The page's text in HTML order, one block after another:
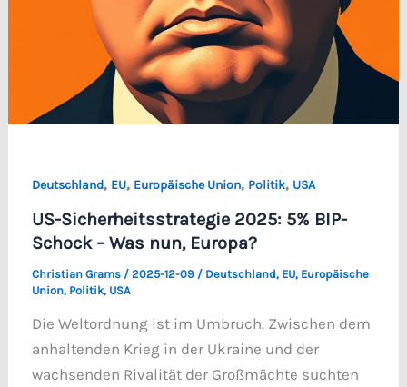
Deutschland, EU, Europäische Union, Politik, USA
US-Sicherheitsstrategie 2025: 5% BIP-
Schock – Was nun, Europa?
Christian Grams / 2025-12-09 / Deutschland, EU, Europäische
Union, Politik, USA
Die Weltordnung ist im Umbruch. Zwischen dem
anhaltenden Krieg in der Ukraine und der
wachsenden Rivalität der Großmächte suchten